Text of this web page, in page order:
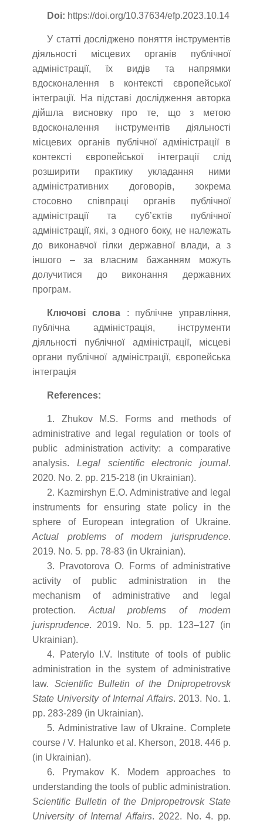
Doi: https://doi.org/10.37634/efp.2023.10.14
У статті досліджено поняття інструментів
діяльності місцевих органів публічної
адміністрації, їх видів та напрямки
вдосконалення в контексті європейської
інтеграції. На підставі дослідження авторка
дійшла висновку про те, що з метою
вдосконалення інструментів діяльності
місцевих органів публічної адміністрації в
контексті європейської інтеграції слід
розширити практику укладання ними
адміністративних договорів, зокрема
стосовно співпраці органів публічної
адміністрації та суб’єктів публічної
адміністрації, які, з одного боку, не належать
до виконавчої гілки державної влади, а з
іншого – за власним бажанням можуть
долучитися до виконання державних
програм.
Ключові слова: публічне управління,
публічна адміністрація, інструменти
діяльності публічної адміністрації, місцеві
органи публічної адміністрації, європейська
інтеграція
References:
1. Zhukov M.S. Forms and methods of
administrative and legal regulation or tools of
public administration activity: a comparative
analysis. Legal scientific electronic journal.
2020. No. 2. pp. 215-218 (in Ukrainian).
2. Kazmirshyn E.O. Administrative and legal
instruments for ensuring state policy in the
sphere of European integration of Ukraine.
Actual problems of modern jurisprudence.
2019. No. 5. pp. 78-83 (in Ukrainian).
3. Pravotorova O. Forms of administrative
activity of public administration in the
mechanism of administrative and legal
protection. Actual problems of modern
jurisprudence. 2019. No. 5. pp. 123–127 (in
Ukrainian).
4. Paterylo I.V. Institute of tools of public
administration in the system of administrative
law. Scientific Bulletin of the Dnipropetrovsk
State University of Internal Affairs. 2013. No. 1.
pp. 283-289 (in Ukrainian).
5. Administrative law of Ukraine. Complete
course / V. Halunko et al. Kherson, 2018. 446 p.
(in Ukrainian).
6. Prymakov K. Modern approaches to
understanding the tools of public administration.
Scientific Bulletin of the Dnipropetrovsk State
University of Internal Affairs. 2022. No. 4. pp.